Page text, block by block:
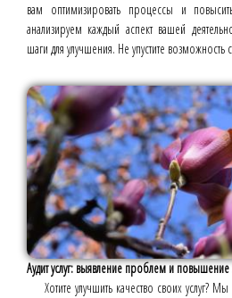
вам оптимизировать процессы и
анализируем каждый аспект вашей
шаги для улучшения. Не упустите возможность
Аудит услуг: выявление проблем и
Хотите улучшить качество своих услуг?